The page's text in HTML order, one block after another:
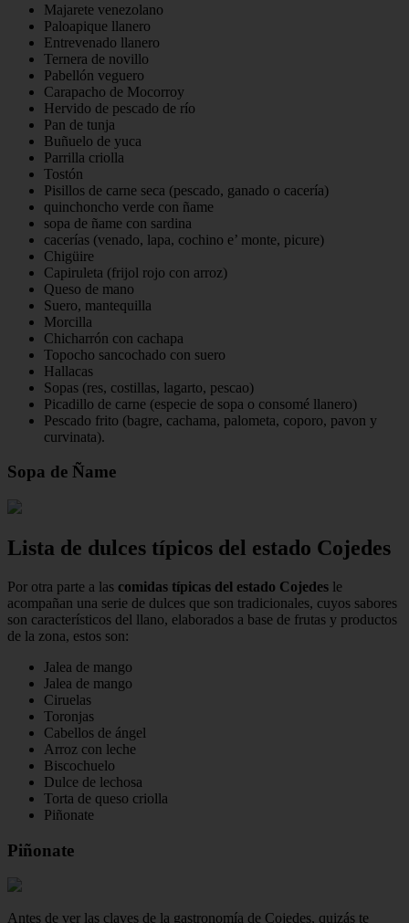
Majarete venezolano
Paloapique llanero
Entrevenado llanero
Ternera de novillo
Pabellón veguero
Carapacho de Mocorroy
Hervido de pescado de río
Pan de tunja
Buñuelo de yuca
Parrilla criolla
Tostón
Pisillos de carne seca (pescado, ganado o cacería)
quinchoncho verde con ñame
sopa de ñame con sardina
cacerías (venado, lapa, cochino e’ monte, picure)
Chigüire
Capiruleta (frijol rojo con arroz)
Queso de mano
Suero, mantequilla
Morcilla
Chicharrón con cachapa
Topocho sancochado con suero
Hallacas
Sopas (res, costillas, lagarto, pescao)
Picadillo de carne (especie de sopa o consomé llanero)
Pescado frito (bagre, cachama, palometa, coporo, pavon y
curvinata).
Sopa de Ñame
Lista de dulces típicos del estado Cojedes
Por otra parte a las comidas típicas del estado Cojedes le
acompañan una serie de dulces que son tradicionales, cuyos sabores
son característicos del llano, elaborados a base de frutas y productos
de la zona, estos son:
Jalea de mango
Jalea de mango
Ciruelas
Toronjas
Cabellos de ángel
Arroz con leche
Biscochuelo
Dulce de lechosa
Torta de queso criolla
Piñonate
Piñonate
Antes de ver las claves de la gastronomía de Cojedes, quizás te